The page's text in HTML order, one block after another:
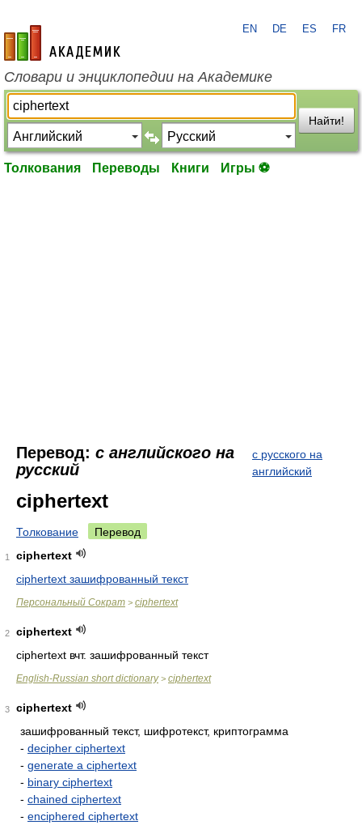
academic.ru
EN DE ES FR
Словари и энциклопедии на Академике
Найти!
Толкования Переводы Книги Игры ⚽
Перевод: с английского на
русский
с русского на
английский
ciphertext
Толкование Перевод
1
ciphertext
ciphertext зашифрованный текст
Персональный Сократ > ciphertext
2
ciphertext
ciphertext вчт. зашифрованный текст
English-Russian short dictionary> ciphertext
3
ciphertext
зашифрованный текст, шифротекст, криптограмма
- decipher ciphertext
- generate a ciphertext
- binary ciphertext
- chained ciphertext
- enciphered ciphertext